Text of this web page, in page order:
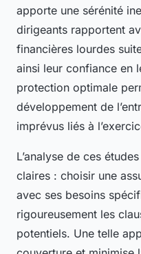
apporte une sérénité
dirigeants rapportent
financières lourdes
ainsi leur confiance en
protection optimale
développement de
imprévus liés à
L’analyse de ces
claires : choisir une
avec ses besoins
rigoureusement les
potentiels. Une telle